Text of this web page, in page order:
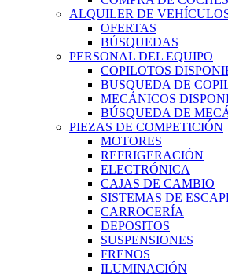
ALQUILER DE
OFERTAS
BÚSQUEDAS
PERSONAL DEL EQUIPO
COPILOTOS
BUSQUEDA DE
MECÁNICOS
BÚSQUEDA DE
PIEZAS DE COMPETICIÓN
MOTORES
REFRIGERACIÓN
ELECTRÓNICA
CAJAS DE CAMBIO
SISTEMAS DE
CARROCERÍA
DEPOSITOS
SUSPENSIONES
FRENOS
ILUMINACIÓN